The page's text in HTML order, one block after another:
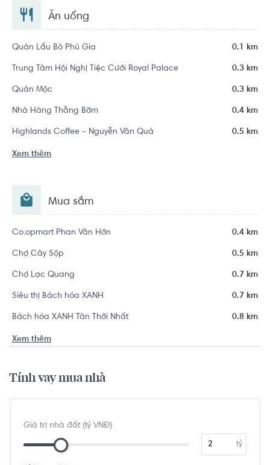
Ăn uống
Quán Lẩu Bò Phú Gia 0.1 km
Trung Tâm Hội Nghị Tiệc Cưới Royal Palace 0.3 km
Quán Mộc 0.3 km
Nhà Hàng Thằng Bờm 0.4 km
Highlands Coffee - Nguyễn Văn Quá 0.5 km
Xem thêm
Mua sắm
Co.opmart Phan Văn Hớn 0.4 km
Chợ Cây Sộp 0.5 km
Chợ Lạc Quang 0.7 km
Siêu thị Bách hóa XANH 0.7 km
Bách hóa XANH Tân Thới Nhất 0.8 km
Xem thêm
Tính vay mua nhà
Giá trị nhà đất (tỷ VNĐ)
tỷ